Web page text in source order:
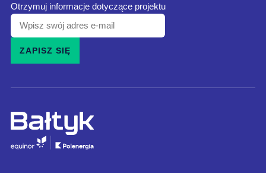
Otrzymuj informacje dotyczące projektu
Wpisz
swój
adres
mail
zapisz
ZAPISZ SIĘ